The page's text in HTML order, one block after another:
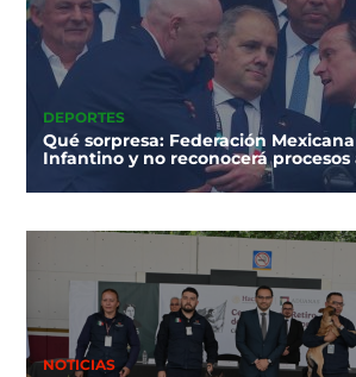
DEPORTES
Qué sorpresa: Federación
Infantino y no reconocerá procesos
NOTICIAS